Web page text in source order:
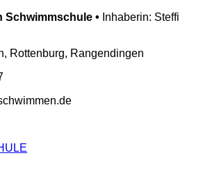
Schwimmschule • Inhaberin: Steffi
Rottenburg, Rangendingen